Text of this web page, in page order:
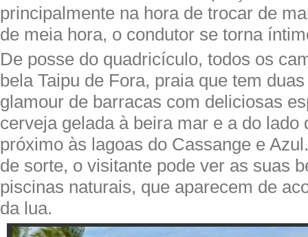
principalmente na hora de trocar de
de meia hora, o condutor se torna
De posse do quadricículo, todos os
bela Taipu de Fora, praia que tem
glamour de barracas com deliciosas
cerveja gelada à beira mar e a do lado
próximo às lagoas do Cassange e
de sorte, o visitante pode ver as suas
piscinas naturais, que aparecem de
da lua.